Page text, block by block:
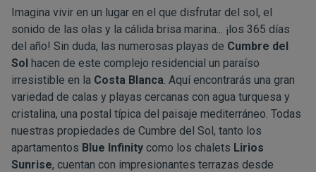
Imagina vivir en un lugar en el que disfrutar del sol, el
sonido de las olas y la cálida brisa marina... ¡los 365 días
del año! Sin duda, las numerosas playas de Cumbre del
Sol hacen de este complejo residencial un paraíso
irresistible en la Costa Blanca. Aquí encontrarás una gran
variedad de calas y playas cercanas con agua turquesa y
cristalina, una postal típica del paisaje mediterráneo. Todas
nuestras propiedades de Cumbre del Sol, tanto los
apartamentos Blue Infinity como los chalets Lirios
Sunrise, cuentan con impresionantes terrazas desde